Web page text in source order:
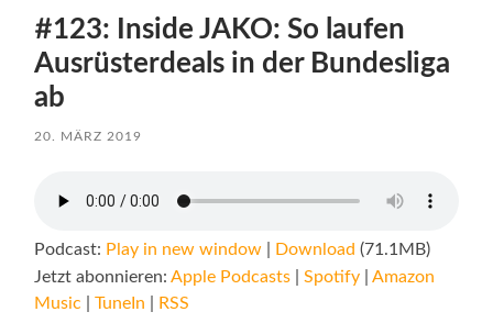
#123: Inside JAKO: So laufen
Ausrüsterdeals in der Bundesliga
ab
20. MÄRZ 2019
Podcast: Play in new window Download (71.1MB)
Jetzt abonnieren:Apple Podcasts |Spotify |Amazon
Music |TuneIn RSS